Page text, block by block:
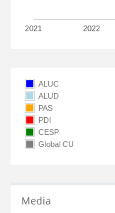
2021 2022
ALUC
ALUD
PAS
PDI
CESP
Global CU
Media